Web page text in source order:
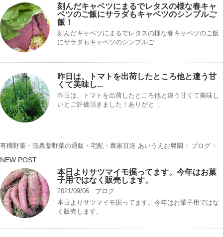
刻んだキャベツにまるでレタスの様な春キャ
ベツのご飯にサラダもキャベツのシンプルご
飯！
刻んだキャベツにまるでレタスの様な春キャベツのご飯
にサラダもキャベツのシンプルご ...
昨日は、トマトを出荷したところ他と違う甘
くて美味し...
昨日は、トマトを出荷したところ他と違う甘くて美味し
いとご評価頂きました！ありがと ...
有機野菜・無農薬野菜の通販・宅配・農家直送 あいうえお農園 > ブログ >
NEW POST
本日よりサツマイモ掘ってます。今年はお菓
子用ではなく販売します。
2021/09/06
ブログ
本日よりサツマイモ掘ってます。今年はお菓子用ではな
く販売します。